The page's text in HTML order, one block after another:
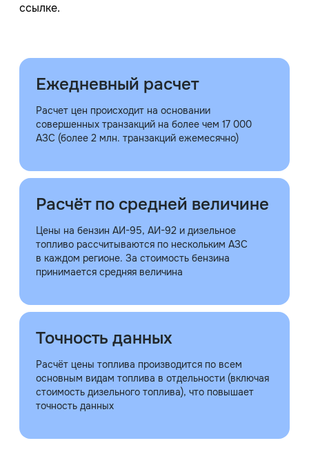
ссылке.
Ежедневный расчет
Расчет цен происходит на основании
совершенных транзакций на более чем 17 000
АЗС (более 2 млн. транзакций ежемесячно)
Расчёт по средней величине
Цены на бензин АИ-95, АИ-92 и дизельное
топливо рассчитываются по нескольким АЗС
в каждом регионе. За стоимость бензина
принимается средняя величина
Точность данных
Расчёт цены топлива производится по всем
основным видам топлива в отдельности (включая
стоимость дизельного топлива), что повышает
точность данных